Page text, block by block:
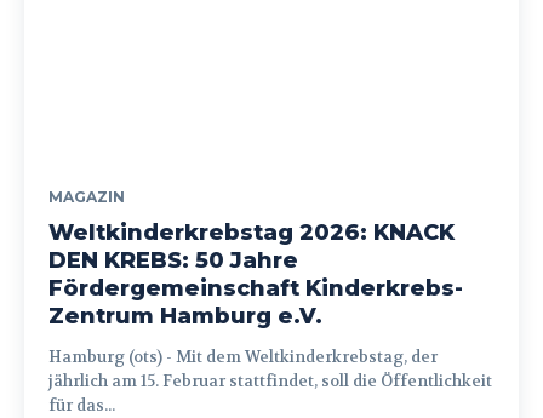
MAGAZIN
Weltkinderkrebstag 2026: KNACK
DEN KREBS: 50 Jahre
Fördergemeinschaft Kinderkrebs-
Zentrum Hamburg e.V.
Hamburg (ots) - Mit dem Weltkinderkrebstag, der
jährlich am 15. Februar stattfindet, soll die Öffentlichkeit
für das...